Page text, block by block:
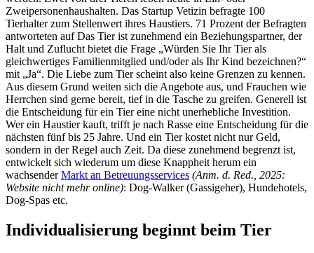
Zweipersonenhaushalten. Das Startup Vetizin befragte 100
Tierhalter zum Stellenwert ihres Haustiers. 71 Prozent der Befragten
antworteten auf Das Tier ist zunehmend ein Beziehungspartner, der
Halt und Zuflucht bietet die Frage „Würden Sie Ihr Tier als
gleichwertiges Familienmitglied und/oder als Ihr Kind bezeichnen?“
mit „Ja“. Die Liebe zum Tier scheint also keine Grenzen zu kennen.
Aus diesem Grund weiten sich die Angebote aus, und Frauchen wie
Herrchen sind gerne bereit, tief in die Tasche zu greifen. Generell ist
die Entscheidung für ein Tier eine nicht unerhebliche Investition.
Wer ein Haustier kauft, trifft je nach Rasse eine Entscheidung für die
nächsten fünf bis 25 Jahre. Und ein Tier kostet nicht nur Geld,
sondern in der Regel auch Zeit. Da diese zunehmend begrenzt ist,
entwickelt sich wiederum um diese Knappheit herum ein
wachsenderMarkt an Betreuungsservices (Anm. d. Red., 2025:
Website nicht mehr online): Dog-Walker (Gassigeher), Hundehotels,
Dog-Spas etc.
Individualisierung beginnt beim Tier